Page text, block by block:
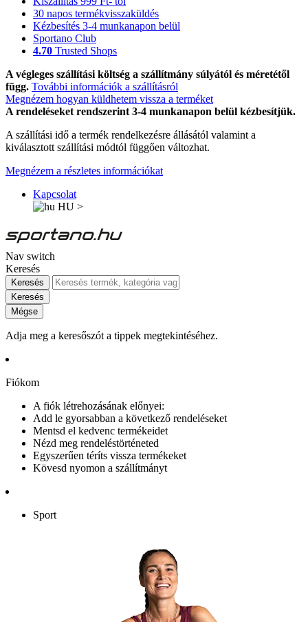
30 napos termékvisszaküldés
Kézbesítés 3-4 munkanapon belül
Sportano Club
4.70 Trusted Shops
A végleges szállítási költség a szállítmány súlyától és méretétől
függ. További információk a szállításról
Megnézem hogyan küldhetem vissza a terméket
A rendeléseket rendszerint 3-4 munkanapon belül kézbesítjük.
A szállítási idő a termék rendelkezésre állásától valamint a
kiválasztott szállítási módtól függően változhat.
Megnézem a részletes információkat
Kapcsolat
HU >
Nav switch
Keresés
Keresés
Keresés
Mégse
Adja meg a keresőszót a tippek megtekintéséhez.
Fiókom
A fiók létrehozásának előnyei:
Add le gyorsabban a következő rendeléseket
Mentsd el kedvenc termékeidet
Nézd meg rendeléstörténeted
Egyszerűen téríts vissza termékeket
Kövesd nyomon a szállítmányt
Sport